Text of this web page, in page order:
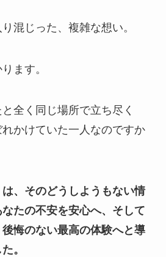
混じった、複雑な想い。
ます。
全く同じ場所で立ち尽く
かけていた一人なのですか
は、そのどうしようもない情
たの不安を安心へ、そして
悔のない最高の体験へと導
。